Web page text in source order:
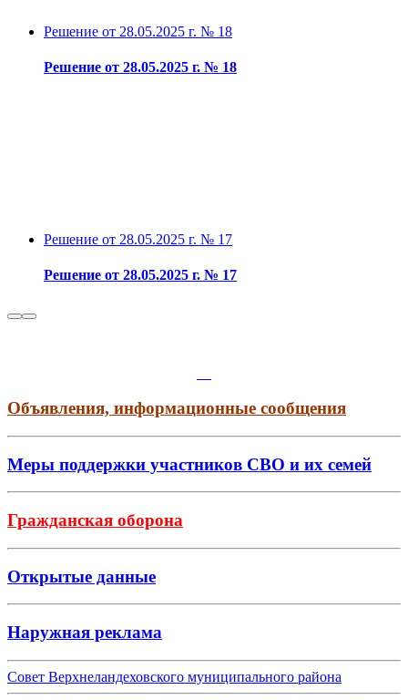
Решение от 28.05.2025 г. № 18
Решение от 28.05.2025 г. № 18
Решение от 28.05.2025 г. № 17
Решение от 28.05.2025 г. № 17
Объявления, информационные сообщения
Меры поддержки участников СВО и их семей
Гражданская оборона
Открытые данные
Наружная реклама
Совет Верхнеландеховского муниципального района